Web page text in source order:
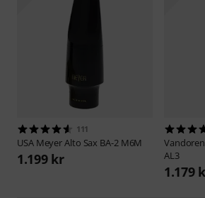
111
USA MeyerAlto Sax BA-2 M6M
1.199 kr
Vandoren
AL3
1.179